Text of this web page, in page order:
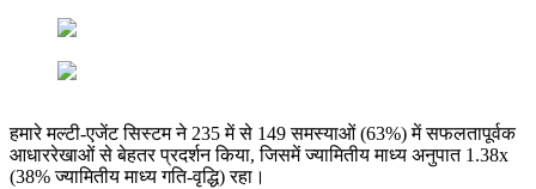
हमारे मल्टी-एजेंट सिस्टम ने 235 में से 149 समस्याओं (63%) में सफलतापूर्वक
आधाररेखाओं से बेहतर प्रदर्शन किया, जिसमें ज्यामितीय माध्य अनुपात 1.38x
(38% ज्यामितीय माध्य गति-वृद्धि) रहा।